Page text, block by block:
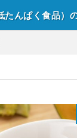
たんぱく食品）